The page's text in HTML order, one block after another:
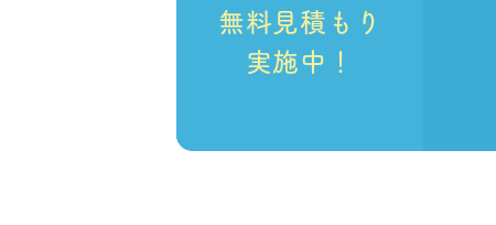
無料見積もり
実施中！